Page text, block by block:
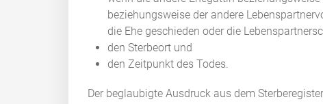
beziehungsweise der andere
die Ehe geschieden oder die
den Sterbeort und
den Zeitpunkt des Todes.
Der beglaubigte Ausdruck aus dem